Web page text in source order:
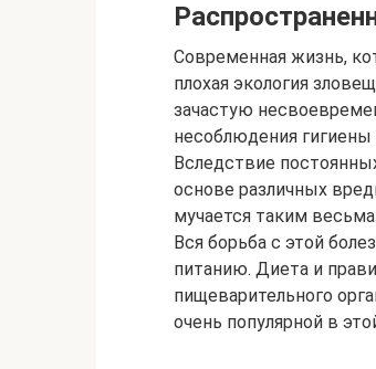
Современная жизнь,
плохая экология
зачастую
несоблюдения
Вследствие
основе различных
мучается таким
Вся борьба с этой
питанию. Диета и
пищеварительного
очень популярной в